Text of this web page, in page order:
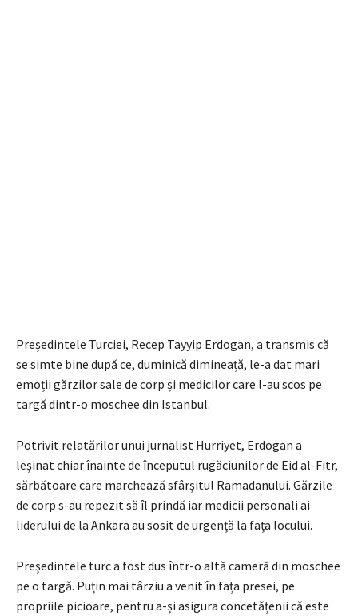
Președintele Turciei, Recep Tayyip Erdogan, a transmis că
se simte bine după ce, duminică dimineață, le-a dat mari
emoții gărzilor sale de corp și medicilor care l-au scos pe
targă dintr-o moschee din Istanbul.
Potrivit relatărilor unui jurnalist Hurriyet, Erdogan a
leșinat chiar înainte de începutul rugăciunilor de Eid al-Fitr,
sărbătoare care marchează sfârșitul Ramadanului. Gărzile
de corp s-au repezit să îl prindă iar medicii personali ai
liderului de la Ankara au sosit de urgență la fața locului.
Preşedintele turc a fost dus într-o altă cameră din moschee
pe o targă. Puțin mai târziu a venit în fața presei, pe
propriile picioare, pentru a-și asigura concetățenii că este